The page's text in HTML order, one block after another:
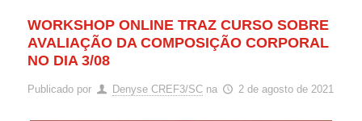
WORKSHOP ONLINE TRAZ CURSO SOBRE
AVALIAÇÃO DA COMPOSIÇÃO CORPORAL
NO DIA 3/08
Publicado por Denyse CREF3/SC na 2 de agosto de 2021